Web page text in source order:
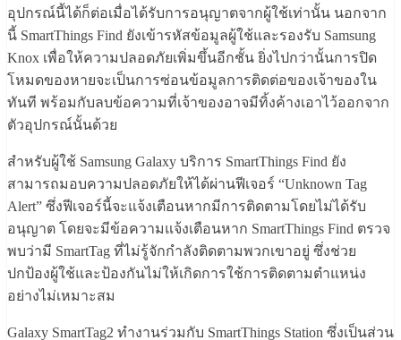
อุปกรณ์นี้ได้ก็ต่อเมื่อได้รับการอนุญาตจากผู้ใช้เท่านั้น นอกจาก
นี้ SmartThings Find ยังเข้ารหัสข้อมูลผู้ใช้และรองรับ Samsung
Knox เพื่อให้ความปลอดภัยเพิ่มขึ้นอีกชั้น ยิ่งไปกว่านั้นการปิด
โหมดของหายจะเป็นการซ่อนข้อมูลการติดต่อของเจ้าของใน
ทันที พร้อมกับลบข้อความที่เจ้าของอาจมีทิ้งค้างเอาไว้ออกจาก
ตัวอุปกรณ์นั้นด้วย
สำหรับผู้ใช้ Samsung Galaxy บริการ SmartThings Find ยัง
สามารถมอบความปลอดภัยให้ได้ผ่านฟีเจอร์ “Unknown Tag
Alert” ซึ่งฟีเจอร์นี้จะแจ้งเตือนหากมีการติดตามโดยไม่ได้รับ
อนุญาต โดยจะมีข้อความแจ้งเตือนหาก SmartThings Find ตรวจ
พบว่ามี SmartTag ที่ไม่รู้จักกำลังติดตามพวกเขาอยู่ ซึ่งช่วย
ปกป้องผู้ใช้และป้องกันไม่ให้เกิดการใช้การติดตามตำแหน่ง
อย่างไม่เหมาะสม
Galaxy SmartTag2 ทำงานร่วมกับ SmartThings Station ซึ่งเป็นส่วน